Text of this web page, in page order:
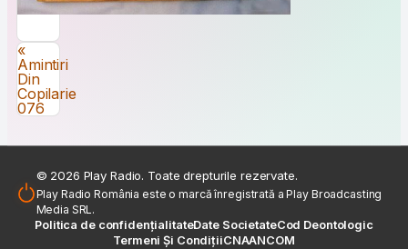
Navigare în articole
«
Amintiri
Din
Copilarie
076
© 2026 Play Radio. Toate drepturile rezervate.
Play Radio România este o marcă înregistrată a Play Broadcasting
Media SRL.
Politica de confidențialitateDate SocietateCod Deontologic
Termeni Și CondițiiCNAANCOM